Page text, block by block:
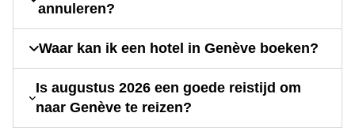
annuleren?
Waar kan ik een hotel in Genève boeken?
Is augustus 2026 een goede reistijd om
naar Genève te reizen?